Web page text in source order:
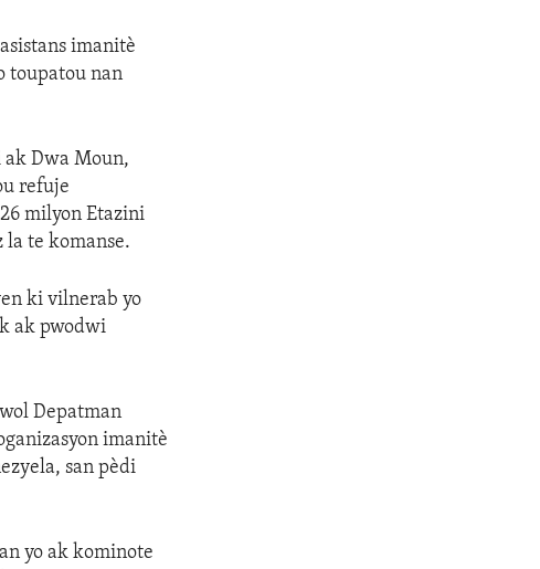
imanitè
toupatou nan
ak Dwa Moun,
refuje
milyon Etazini
la te komanse.
ki vilnerab yo
ak pwodwi
Depatman
imanitè
san pèdi
yo ak kominote